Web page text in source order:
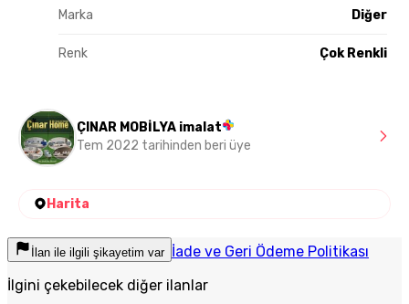
Marka Diğer
Renk Çok Renkli
ÇINAR MOBİLYA imalat
Tem 2022 tarihinden beri üye
Harita
İlan ile ilgili şikayetim var İade ve Geri Ödeme Politikası
İlgini çekebilecek diğer ilanlar